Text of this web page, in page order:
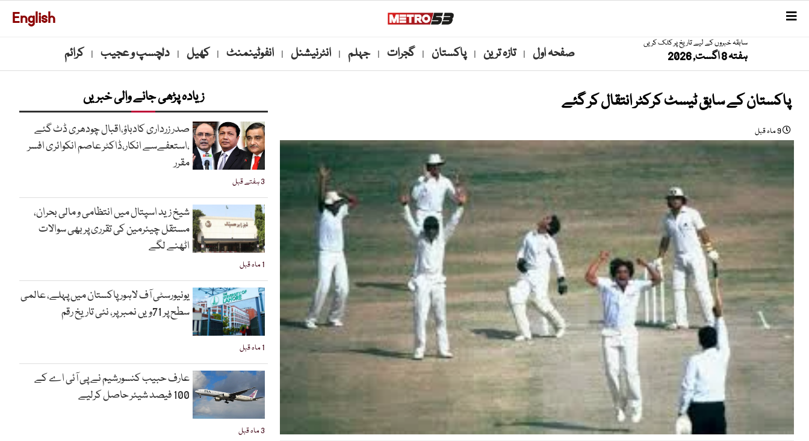
English
سابقہ خبروں کے لیے تاریخ پر کلک کریں
ہفتہ 8 اگست, 2026 صفحہ اول | تازہ ترین | پاکستان | گجرات | جہلم | انٹرنیشنل | انفوٹینمنٹ | کھیل | دلچسپ و عجیب | کرائم
پاکستان کے سابق ٹیسٹ کرکٹر انتقال کر گئے
9 ماہ قبل
زیادہ پڑھی جانے والی خبریں
3 ہفتے قبل
صدر زرداری کادباؤ،اقبال چودھری ڈٹ گئے
،استعفےسے انکار،ڈاکٹر عاصم انکوائری افسر
مقرر
1 ماہ قبل
شیخ زید اسپتال میں انتظامی و مالی بحران،
مستقل چیئرمین کی تقرری پر بھی سوالات
اٹھنے لگے
1 ماہ قبل
یونیورسٹی آف لاہور پاکستان میں پہلے، عالمی
سطح پر 71ویں نمبر پر، نئی تاریخ رقم
3 ماہ قبل
عارف حبیب کنسورشیم نے پی آئی اے کے
100 فیصد شیئر حاصل کرلیے